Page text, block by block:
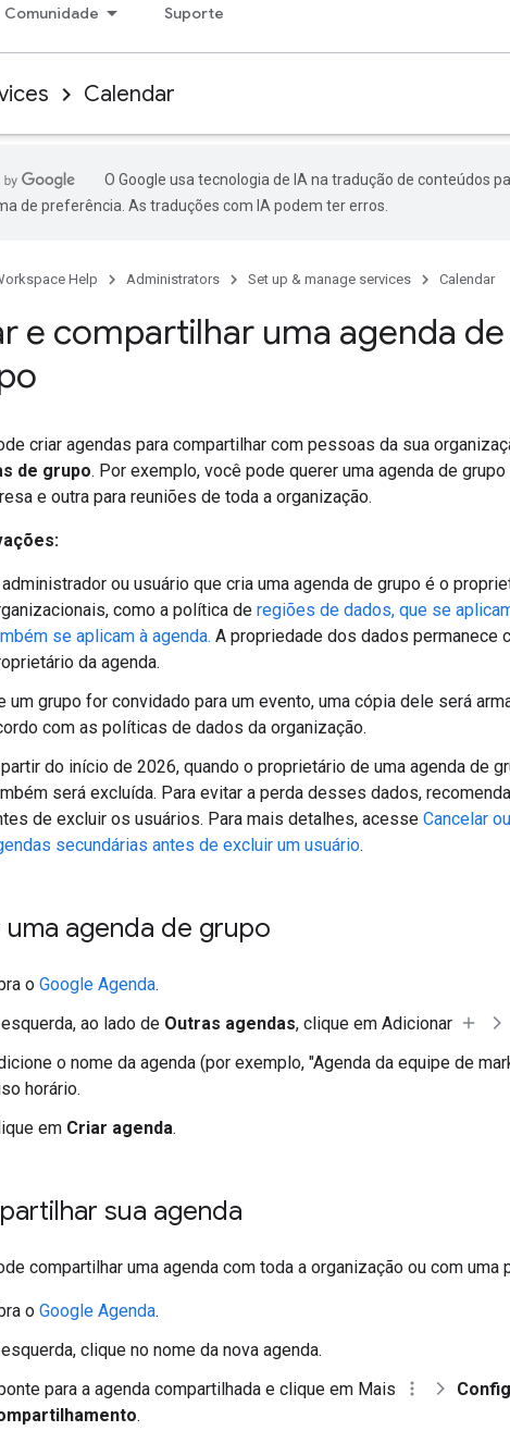
Comunidade Suporte
Calendar
O Google usa tecnologia de IA na tradução de conteúdos
de preferência. As traduções com IA podem ter erros.
Help Administrators Set up & manage services Calendar
e compartilhar uma agenda de
criar agendas para compartilhar com pessoas da sua
de grupo. Por exemplo, você pode querer uma agenda de
e outra para reuniões de toda a organização.
administrador ou usuário que cria uma agenda de grupo é o
como a política de regiões de dados, que se
se aplicam à agenda. A propriedade dos dados permanece
da agenda.
um grupo for convidado para um evento, uma cópia dele será
com as políticas de dados da organização.
do início de 2026, quando o proprietário de uma agenda de
será excluída. Para evitar a perda desses dados,
de excluir os usuários. Para mais detalhes, acesse Cancelar
secundárias antes de excluir um usuário.
uma agenda de grupo
o Google Agenda.
ao lado de Outras agendas, clique em Adicionar
o nome da agenda (por exemplo, "Agenda da equipe de
horário.
em Criar agenda.
sua agenda
compartilhar uma agenda com toda a organização ou com
o Google Agenda.
clique no nome da nova agenda.
para a agenda compartilhada e clique em Mais
.